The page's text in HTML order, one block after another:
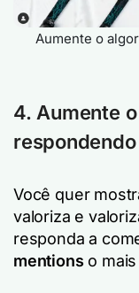
Aumente o
4. Aumente
Você quer
valoriza e
responda a
mentions o